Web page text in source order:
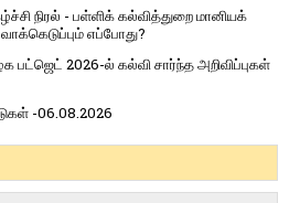
நிரல் - பள்ளிக் கல்வித்துறை மானியக்
எப்போது?
பட்ஜெட் 2026-ல் கல்வி சார்ந்த அறிவிப்புகள்
-06.08.2026